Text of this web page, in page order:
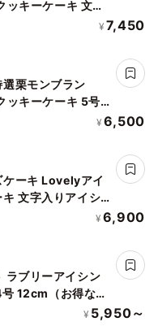
キーケーキ 文字
15cm （お得なアイ
¥ 7,450
選栗モンブラン
ッキーケーキ 5号
ングセットです）
¥ 6,500
ケーキ Lovelyアイ
文字入りアイシ
なアイシングセッ
¥ 6,900
ラブリーアイシン
12cm（お得なア
ギフトに最適
¥ 5,950～